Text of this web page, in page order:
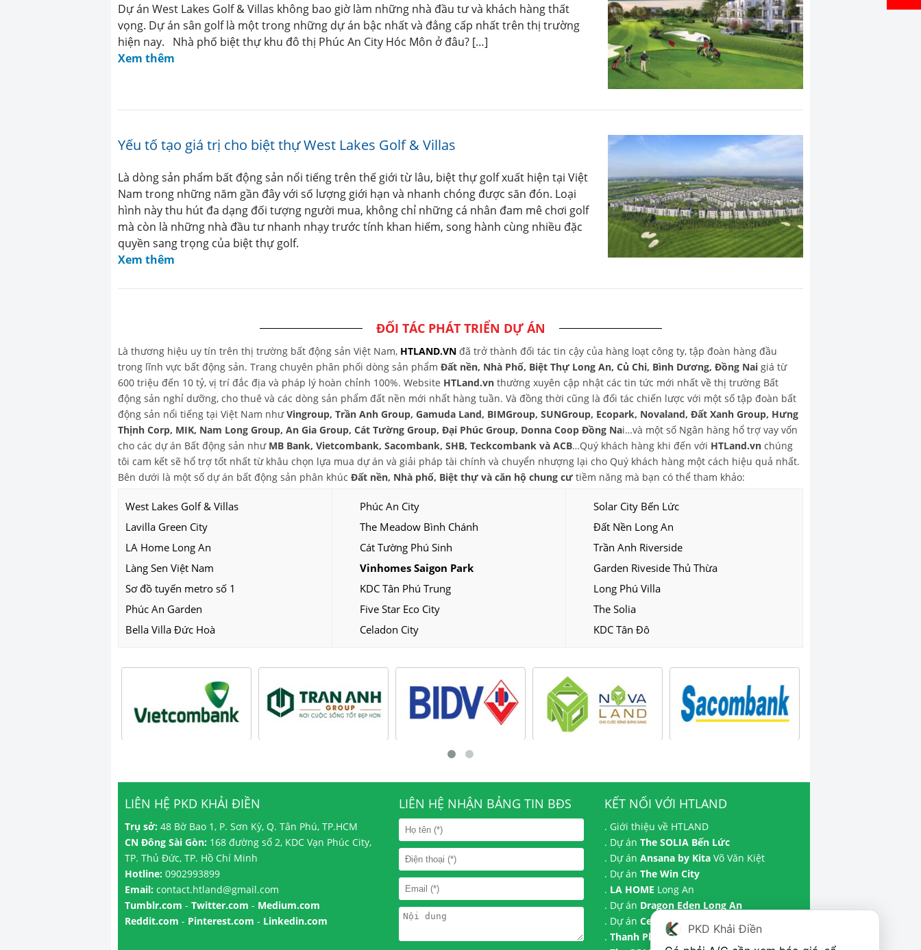
Dự án West Lakes Golf & Villas không bao giờ làm những nhà đầu tư và khách hàng thất
vọng. Dự án sân golf là một trong những dự án bậc nhất và đẳng cấp nhất trên thị trường
hiện nay. Nhà phố biệt thự khu đô thị Phúc An City Hóc Môn ở đâu? […]
Xem thêm
Yếu tố tạo giá trị cho biệt thự West Lakes Golf & Villas
Là dòng sản phẩm bất động sản nổi tiếng trên thế giới từ lâu, biệt thự golf xuất hiện tại Việt
Nam trong những năm gần đây với số lượng giới hạn và nhanh chóng được săn đón. Loại
hình này thu hút đa dạng đối tượng người mua, không chỉ những cá nhân đam mê chơi golf
mà còn là những nhà đầu tư nhanh nhạy trước tính khan hiếm, song hành cùng nhiều đặc
quyền sang trọng của biệt thự golf.
Xem thêm
ĐỐI TÁC PHÁT TRIỂN DỰ ÁN
Là thương hiệu uy tín trên thị trường bất động sản Việt Nam, HTLAND.VN đã trở thành đối tác tin cậy của hàng loạt công ty, tập đoàn hàng đầu
trong lĩnh vực bất động sản. Trang chuyên phân phối dòng sản phẩm Đất nền, Nhà Phố, Biệt Thự Long An, Củ Chi, Bình Dương, Đồng Nai giá từ
600 triệu đến 10 tỷ, vị trí đắc địa và pháp lý hoàn chỉnh 100%. Website HTLand.vn thường xuyên cập nhật các tin tức mới nhất về thị trường Bất
động sản nghỉ dưỡng, cho thuê và các dòng sản phẩm đất nền mới nhất hàng tuần. Và đồng thời cũng là đối tác chiến lược với một số tập đoàn bất
động sản nổi tiếng tại Việt Nam nhưVingroup, Trần Anh Group, Gamuda Land, BIMGroup, SUNGroup, Ecopark, Novaland, Đất Xanh Group, Hưng
Thịnh Corp, MIK, Nam Long Group, An Gia Group, Cát Tường Group, Đại Phúc Group, Donna Coop Đồng Nai…và một số Ngân hàng hổ trợ vay vốn
cho các dự án Bất động sản như MB Bank, Vietcombank, Sacombank, SHB, Teckcombank và ACB…Quý khách hàng khi đến với HTLand.vn chúng
tôi cam kết sẽ hổ trợ tốt nhất từ khâu chọn lựa mua dự án và giải pháp tài chính và chuyển nhượng lại cho Quý khách hàng một cách hiệu quả nhất.
Bên dưới là một số dự án bất động sản phân khúc Đất nền, Nhà phố, Biệt thự và căn hộ chung cưtiềm năng mà bạn có thể tham khảo:
West Lakes Golf & Villas
Lavilla Green City
LA Home Long An
Làng Sen Việt Nam
Sơ đồ tuyến metro số 1
Phúc An Garden
Bella Villa Đức Hoà
Phúc An City
The Meadow Bình Chánh
Cát Tường Phú Sinh
Vinhomes Saigon Park
KDC Tân Phú Trung
Five Star Eco City
Celadon City
Solar City Bến Lức
Đất Nền Long An
Trần Anh Riverside
Garden Riveside Thủ Thừa
Long Phú Villa
The Solia
KDC Tân Đô
LIÊN HỆ PKD KHẢI ĐIỀN
Trụ sở: 48 Bờ Bao 1, P. Sơn Kỳ, Q. Tân Phú, TP.HCM
CN Đông Sài Gòn: 168 đường số 2, KDC Vạn Phúc City,
TP. Thủ Đức, TP. Hồ Chí Minh
Hotline: 0902993899
Email: contact.htland@gmail.com
Tumblr.com - Twitter.com - Medium.com
Reddit.com - Pinterest.com - Linkedin.com
LIÊN HỆ NHẬN BẢNG TIN BĐS KẾT NỐI VỚI HTLAND
. Giới thiệu về HTLAND
. Dự án The SOLIA Bến Lức
. Dự án Ansana by Kita Võ Văn Kiệt
. Dự án The Win City
. LA HOME Long An
. Dự án Dragon Eden Long An
. Dự án Celadon City
Tân Phú
. Thanh Phú Centre Point Bến Lức
PKD Khải Điền